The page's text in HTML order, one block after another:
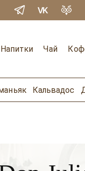
Напитки Чай
Кальвадос